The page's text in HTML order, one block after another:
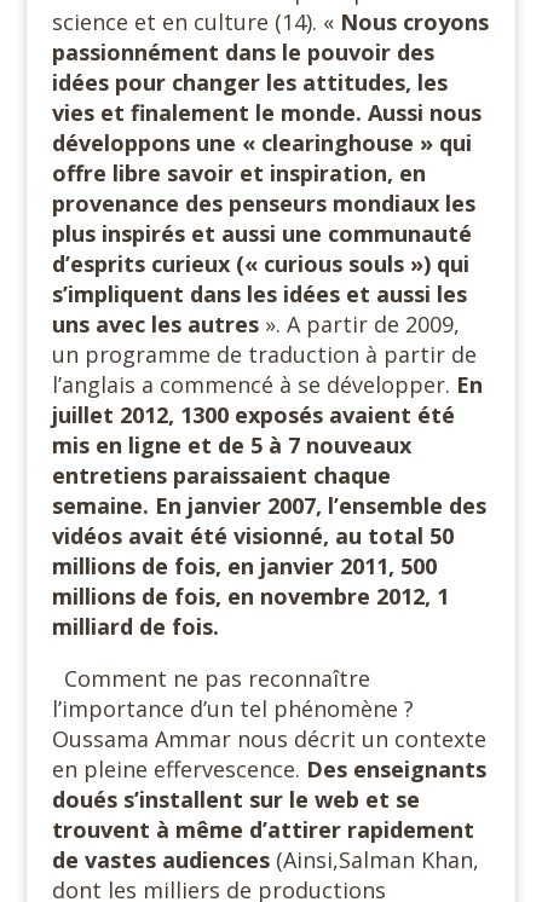
science et en culture (14). « Nous croyons
passionnément dans le pouvoir des
idées pour changer les attitudes, les
vies et finalement le monde. Aussi nous
développons une « clearinghouse » qui
offre libre savoir et inspiration, en
provenance des penseurs mondiaux les
plus inspirés et aussi une communauté
d’esprits curieux (« curious souls ») qui
s’impliquent dans les idées et aussi les
uns avec les autres». A partir de 2009,
un programme de traduction à partir de
l’anglais a commencé à se développer. En
juillet 2012, 1300 exposés avaient été
mis en ligne et de 5 à 7 nouveaux
entretiens paraissaient chaque
semaine. En janvier 2007, l’ensemble des
vidéos avait été visionné, au total 50
millions de fois, en janvier 2011, 500
millions de fois, en novembre 2012, 1
milliard de fois.
Comment ne pas reconnaître
l’importance d’un tel phénomène ?
Oussama Ammar nous décrit un contexte
en pleine effervescence. Des enseignants
doués s’installent sur le web et se
trouvent à même d’attirer rapidement
de vastes audiences (Ainsi,Salman Khan,
dont les milliers de productions